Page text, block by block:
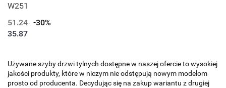
W251
51.24 -30%
35.87
Używane szyby drzwi tylnych dostępne w naszej ofercie to wysokiej
jakości produkty, które w niczym nie odstępują nowym modelom
prosto od producenta. Decydując się na zakup wariantu z drugiej